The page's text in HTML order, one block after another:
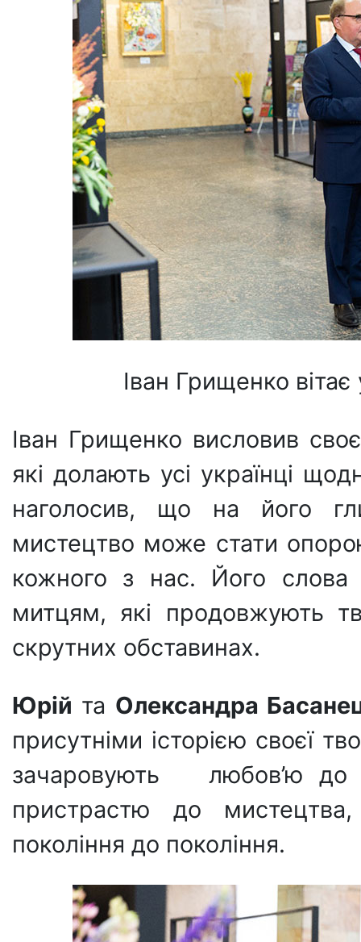
Іван Грищенко вітає
Іван Грищенко висловив
які долають усі українці
наголосив, що на його
мистецтво може стати
кожного з нас. Його слова
митцям, які продовжують
скрутних обставинах.
Юрій та Олександра
присутніми історією своєї
зачаровують любов’ю до
пристрастю до
покоління до покоління.